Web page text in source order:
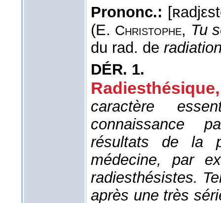
Prononc.:
(E. Christophe, Tu
du rad. de
DÉR. 1.
Radiesthésique,
caractère
connaissance
résultats de la
médecine, par
radiesthésistes.
après une très